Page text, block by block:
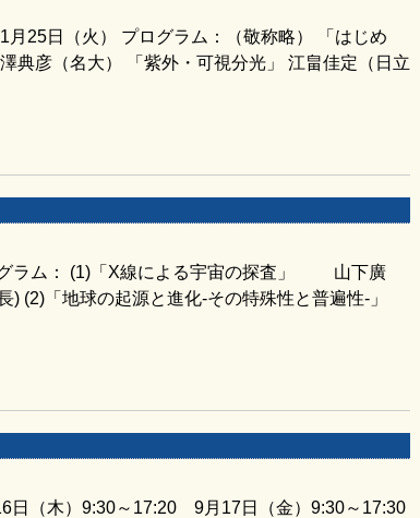
25日（火） プログラム：（敬称略） 「はじめ
彦（名大） 「紫外・可視分光」 江畠佳定（日立
グラム： (1)「X線による宇宙の探査」 山下廣
「地球の起源と進化-その特殊性と普遍性-」
日（木）9:30～17:20 9月17日（金）9:30～17:30